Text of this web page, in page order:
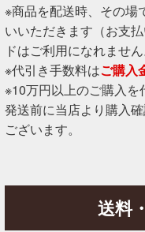
※商品を配送時、その場
いいただきます（お支
ドはご利用になれません
※代引き手数料はご購入
※10万円以上のご購入を
発送前に当店より購入
ございます。
送料